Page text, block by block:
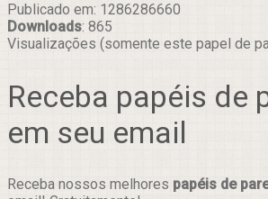
Publicado em: 1286286660
Downloads: 865
Visualizações (somente este papel de
Receba papéis de
em seu email
Receba nossos melhores papéis de